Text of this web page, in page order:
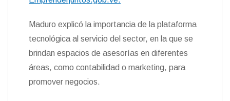
Maduro explicó la importancia de la plataforma
tecnológica al servicio del sector, en la que se
brindan espacios de asesorías en diferentes
áreas, como contabilidad o marketing, para
promover negocios.